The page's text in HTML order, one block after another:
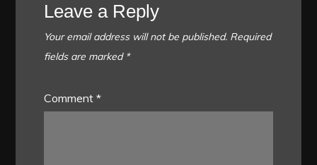
Leave a Reply
Your email address will not be published. Required
fields are marked *
Comment*